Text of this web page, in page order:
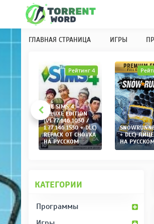
ГЛАВНАЯ СТРАНИЦА ИГРЫ
THE SIMS 4:
DELUXE EDITION
(V1.77.146.1030 /
1.77.146.1530 + DLC)
REPACK ОТ CHOVKA
НА РУССКОМ
Рейтинг 4
+ DLC)
НА
КАТЕГОРИИ
Программы